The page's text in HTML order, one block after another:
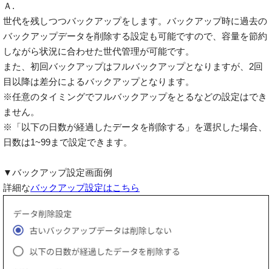
Ａ.
世代を残しつつバックアップをします。バックアップ時に過去の
バックアップデータを削除する設定も可能ですので、容量を節約
しながら状況に合わせた世代管理が可能です。
また、初回バックアップはフルバックアップとなりますが、2回
目以降は差分によるバックアップとなります。
※任意のタイミングでフルバックアップをとるなどの設定はでき
ません。
※「以下の日数が経過したデータを削除する」を選択した場合、
日数は1~99まで設定できます。
▼バックアップ設定画面例
詳細なバックアップ設定はこちら